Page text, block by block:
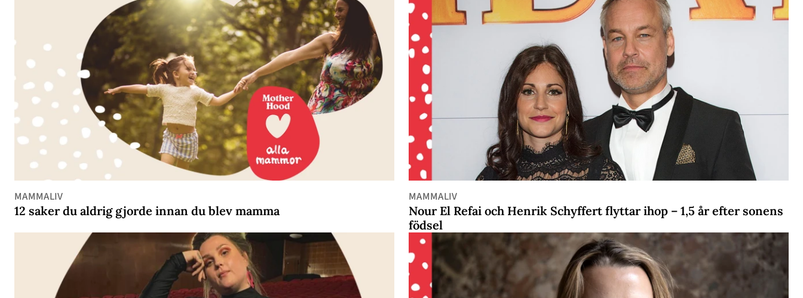
MAMMALIV
12 saker du aldrig gjorde innan du blev mamma
MAMMALIV
Nour El Refai och Henrik Schyffert flyttar ihop – 1,5 år efter sonens
födsel